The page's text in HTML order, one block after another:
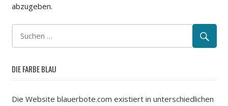
abzugeben.
DIE FARBE BLAU
Die Website blauerbote.com existiert in unterschiedlichen